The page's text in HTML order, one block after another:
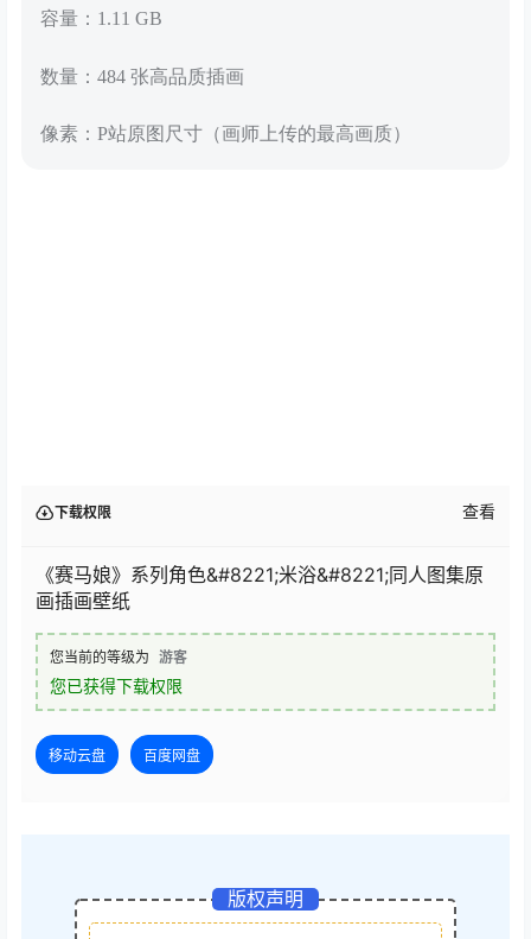
容量：1.11 GB
数量：484 张高品质插画
像素：P站原图尺寸（画师上传的最高画质）
下载权限 查看
《赛马娘》系列角色&#8221;米浴&#8221;同人图集原
画插画壁纸
您当前的等级为 游客
您已获得下载权限
移动云盘 百度网盘
版权声明